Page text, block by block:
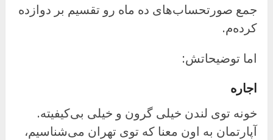
جمع صورتحساب‌های ده ماه رو تقسیم بر دوازده
کرده‌م.
اما توضیحاتش:
اجاره
خونه توی لندن خیلی گرون و خیلی بی‌کیفیته.
آپارتمان به اون معنا که توی تهران می‌شناسیم،